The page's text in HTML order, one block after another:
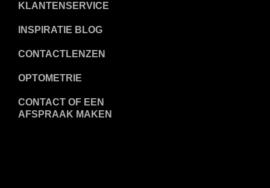
KLANTENSERVICE
INSPIRATIE BLOG
CONTACTLENZEN
OPTOMETRIE
CONTACT OF EEN
AFSPRAAK MAKEN